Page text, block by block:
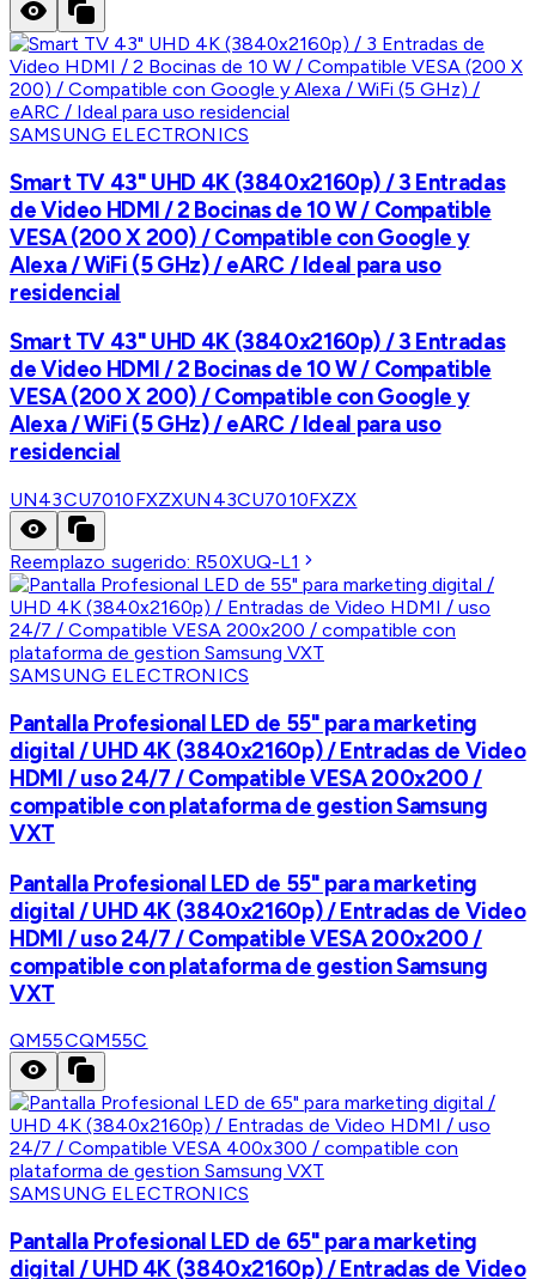
SAMSUNG ELECTRONICS
Smart TV 43" UHD 4K (3840x2160p) / 3 Entradas
de Video HDMI / 2 Bocinas de 10 W / Compatible
VESA (200 X 200) / Compatible con Google y
Alexa / WiFi (5 GHz) / eARC / Ideal para uso
residencial
Smart TV 43" UHD 4K (3840x2160p) / 3 Entradas
de Video HDMI / 2 Bocinas de 10 W / Compatible
VESA (200 X 200) / Compatible con Google y
Alexa / WiFi (5 GHz) / eARC / Ideal para uso
residencial
UN43CU7010FXZXUN43CU7010FXZX
Reemplazo sugerido: R50XUQ-L1
SAMSUNG ELECTRONICS
Pantalla Profesional LED de 55" para marketing
digital / UHD 4K (3840x2160p) / Entradas de Video
HDMI / uso 24/7 / Compatible VESA 200x200 /
compatible con plataforma de gestion Samsung
VXT
Pantalla Profesional LED de 55" para marketing
digital / UHD 4K (3840x2160p) / Entradas de Video
HDMI / uso 24/7 / Compatible VESA 200x200 /
compatible con plataforma de gestion Samsung
VXT
QM55CQM55C
SAMSUNG ELECTRONICS
Pantalla Profesional LED de 65" para marketing
digital / UHD 4K (3840x2160p) / Entradas de Video